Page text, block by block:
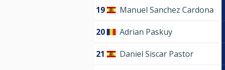
19 Manuel Sanchez Cardona
20 Adrian Paskuy
21 Daniel Siscar Pastor